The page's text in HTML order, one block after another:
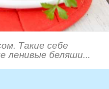
Такие себе
ленивые беляши...